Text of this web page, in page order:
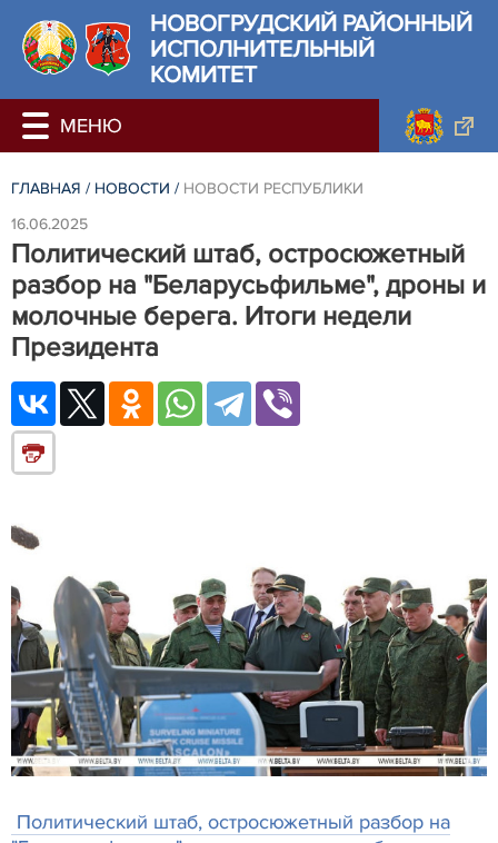
НОВОГРУДСКИЙ РАЙОННЫЙ
ИСПОЛНИТЕЛЬНЫЙ
КОМИТЕТ
ГЛАВНАЯ / НОВОСТИ / НОВОСТИ РЕСПУБЛИКИ
16.06.2025
Политический штаб, остросюжетный
разбор на "Беларусьфильме", дроны и
молочные берега. Итоги недели
Президента
Политический штаб, остросюжетный разбор на